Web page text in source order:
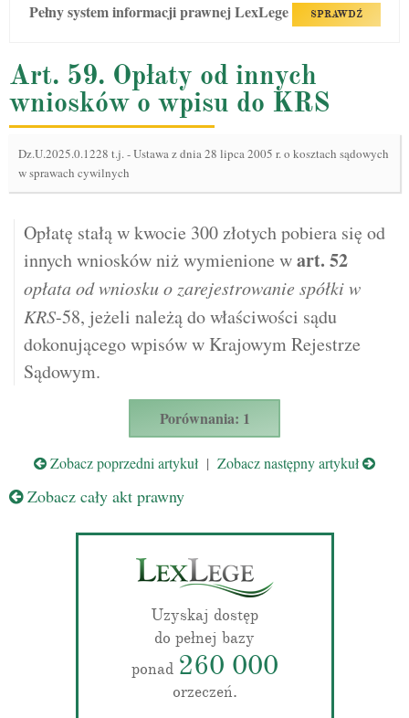
Pełny system informacji prawnej LexLege SPRAWDŹ
Art. 59. Opłaty od innych
wniosków o wpisu do KRS
Dz.U.2025.0.1228 t.j.-Ustawa z dnia 28 lipca 2005 r. o kosztach sądowych
w sprawach cywilnych
Opłatę stałą w kwocie 300 złotych pobiera się od
innych wniosków niż wymienione wart. 52
opłata od wniosku o zarejestrowanie spółki w
KRS-58, jeżeli należą do właściwości sądu
dokonującego wpisów w Krajowym Rejestrze
Sądowym.
Porównania: 1
Zobacz poprzedni artykuł | Zobacz następny artykuł
Zobacz cały akt prawny
Uzyskaj dostęp
do pełnej bazy
ponad 260 000
orzeczeń.